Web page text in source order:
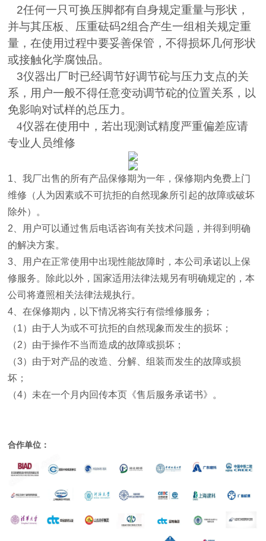
2任何一只可换压脚都有自身规定重量与形状，
并与其压板、压重砝码2组合产生一组相关规定重
量，在使用过程中要妥善保管，不得损坏几何形状
或接触化学腐蚀品。
3仪器出厂时已经调节好调节砣与压力支点的关
系，用户一般不得任意变动调节砣的位置关系，以
免影响对试样的总压力。
4仪器在使用中，若出现测试精度严重偏差应请
专业人员维修
1 、我厂出售的所有产品保修期为一年，保修期内免费上门
维修（人为因素或不可抗拒的自然现象所引起的故障或破坏
除外）。
2 、用户可以通过售后电话咨询有关技术问题，并得到明确
的解决方案。
3 、用户在正常使用中出现性能故障时，本公司承诺以上保
修服务。除此以外，国家适用法律法规另有明确规定的，本
公司将遵照相关法律法规执行。
4 、在保修期内，以下情况将实行有偿维修服务；
（1）由于人为或不可抗拒的自然现象而发生的损坏；
（2）由于操作不当而造成的故障或损坏；
（3）由于对产品的改造、分解、组装而发生的故障或损
坏；
（4）未在一个月内回传本页《售后服务承诺书》。
合作单位：